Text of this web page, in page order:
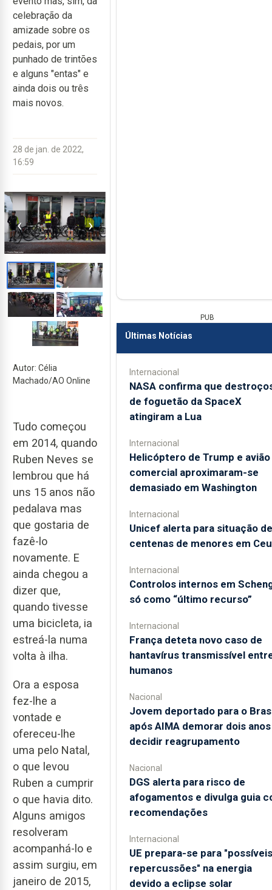
celebração da
amizade sobre os
pedais, por um
punhado de trintões
e alguns "entas" e
ainda dois ou três
mais novos.
28 de jan. de 2022,
16:59
‹ ›
Autor: Célia
Machado/AO Online
Tudo começou
em 2014, quando
Ruben Neves se
lembrou que há
uns 15 anos não
pedalava mas
que gostaria de
fazê-lo
novamente. E
ainda chegou a
dizer que,
quando tivesse
uma bicicleta, ia
estreá-la numa
volta à ilha.
Ora a esposa
fez-lhe a
vontade e
ofereceu-lhe
uma pelo Natal,
o que levou
Ruben a cumprir
o que havia dito.
Alguns amigos
resolveram
acompanhá-lo e
assim surgiu, em
janeiro de 2015,
PUB
Últimas Notícias
Internacional
NASA confirma que
de foguetão da SpaceX
atingiram a Lua
Internacional
Helicóptero de Trump e avião
comercial aproximaram-se
demasiado em Washington
Internacional
Unicef alerta para situação de
centenas de menores em
Internacional
Controlos internos em
só como “último recurso”
Internacional
França deteta novo caso de
hantavírus transmissível
humanos
Nacional
Jovem deportado para o
após AIMA demorar dois anos
decidir reagrupamento
Nacional
DGS alerta para risco de
afogamentos e divulga guia
recomendações
Internacional
UE prepara-se para "possíveis
repercussões" na energia
devido a eclipse solar